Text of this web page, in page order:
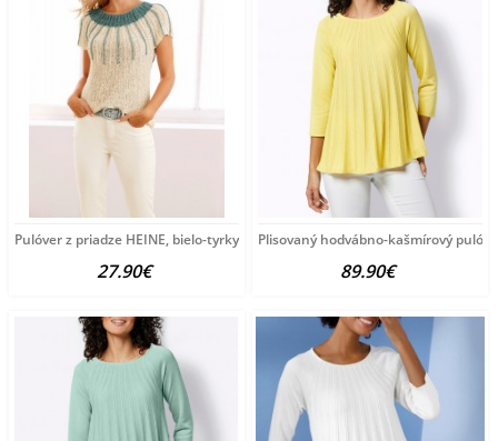
Pulóver z priadze HEINE, bielo-tyrkysový
27.90€
Plisovaný hodvábno-kašmírový
89.90€